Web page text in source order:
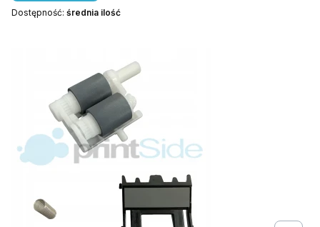
Dostępność: średnia ilość